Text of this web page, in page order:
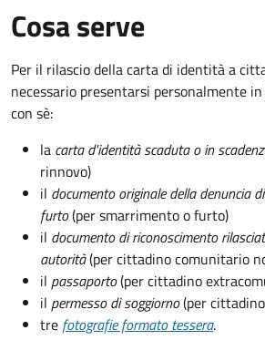
Cosa serve
Per il rilascio della carta di identità a
necessario presentarsi personalmente
con sè:
la carta d'identità scaduta o in
rinnovo)
il documento originale della denuncia
furto(per smarrimento o furto)
il documento di riconoscimento
autorità(per cittadino comunitario
il passaporto(per cittadino
il permesso di soggiorno(per
tre fotografie formato tessera.